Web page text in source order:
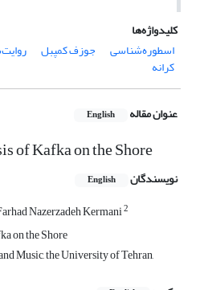
کلیدواژه‌ها
اسطوره‌شناسی
جوزف کمپبل
کرانه
عنوان مقاله English
of Kafka on the Shore
نویسندگان English
Nazerzadeh Kermani2
on the Shore
Music, the University of Tehran,